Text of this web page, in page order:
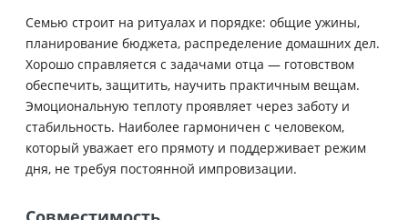
Семью строит на ритуалах и порядке: общие ужины,
планирование бюджета, распределение домашних дел.
Хорошо справляется с задачами отца — готовством
обеспечить, защитить, научить практичным вещам.
Эмоциональную теплоту проявляет через заботу и
стабильность. Наиболее гармоничен с человеком,
который уважает его прямоту и поддерживает режим
дня, не требуя постоянной импровизации.